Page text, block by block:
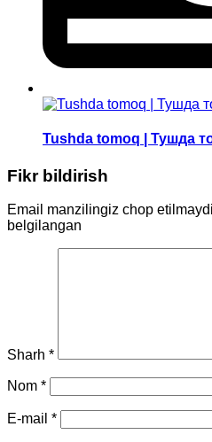
Tushda tomoq | Тушда
Fikr bildirish
Email manzilingiz chop
belgilangan
Sharh *
Nom *
E-mail *